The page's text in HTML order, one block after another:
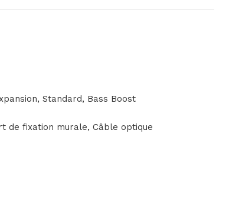
Standard, Bass Boost
de fixation murale, Câble optique